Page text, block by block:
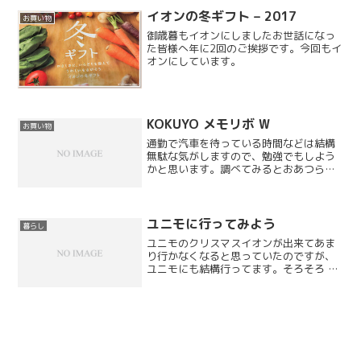
お買い物 イオンの冬ギフト – 2017
御歳暮もイオンにしましたお世話になっ
た皆様へ年に2回のご挨拶です。今回もイ
オンにしています。
お買い物 KOKUYO メモリボ W
通勤で汽車を待っている時間などは結構
無駄な気がしますので、勉強でもしよう
かと思います。調べてみるとおあつらえ
うです。資格試験用のパッ...
暮らし ユニモに行ってみよう
ユニモのクリスマスイオンが出来てあま
り行かなくなると思っていたのですが、
ユニモにも結構行ってます。そろそろ 12